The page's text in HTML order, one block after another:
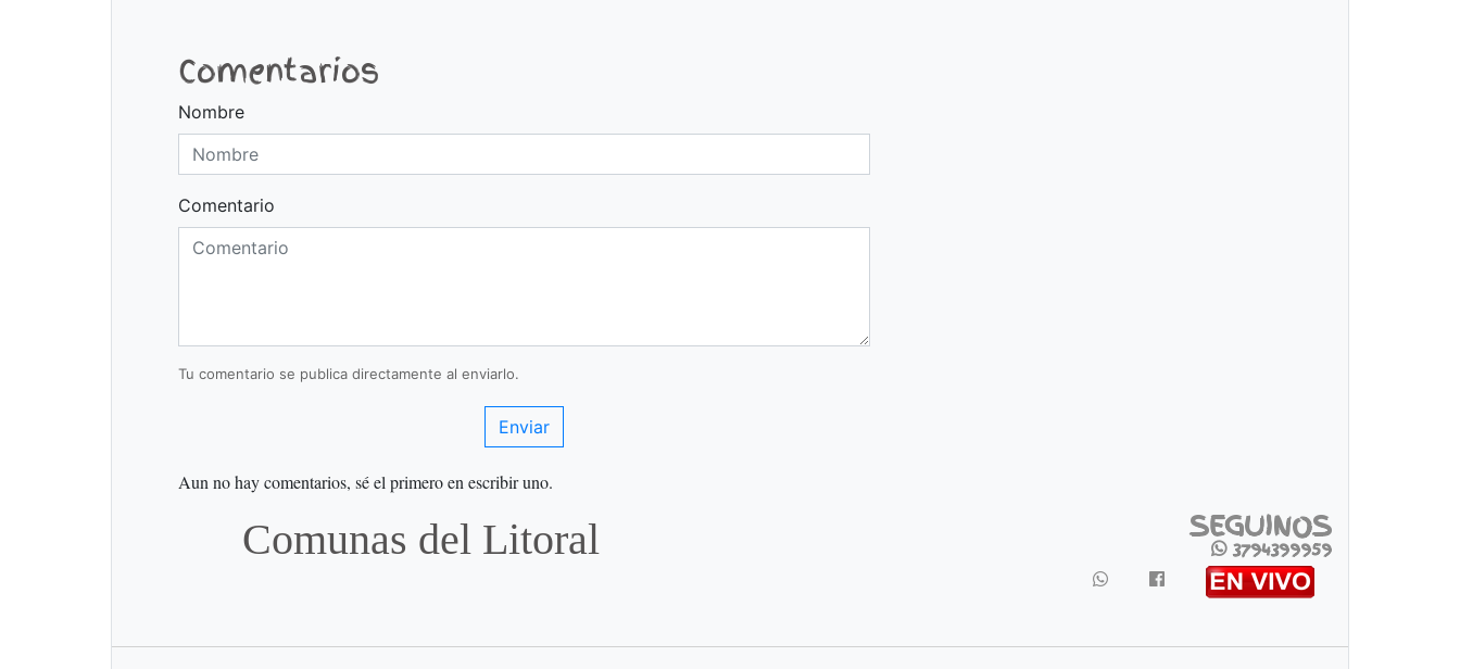
Comentarios
Nombre
Comentario
Tu comentario se publica directamente al enviarlo.
Enviar
Aun no hay comentarios, sé el primero en escribir uno.
Comunas del Litoral SEGUINOS
3794399959